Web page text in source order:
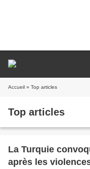
Accueil » Top articles
Top articles
La Turquie
après les